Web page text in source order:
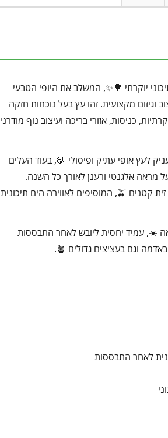
יוקרתי 🌳✨, המשלב את היופי הטבעי
וגיזום מקצועית. זהו עץ בעל נוכחות חזקה
כניסות, אזורי בריכה ועיצוב נוף מודרני
לעץ אופי עתיק ופיסולי 🍃, בעוד העלים
מראה אלגנטי ורענן לאורך כל השנה.
לעיתים מופיעים גם פירות זית קטנים 🫒, המוסיפים לאווירה הים תיכונית
☀️, עמיד יחסית ליובש לאחר התבססות
וגם בעציצים גדולים 🪴.
לאחר התבססות